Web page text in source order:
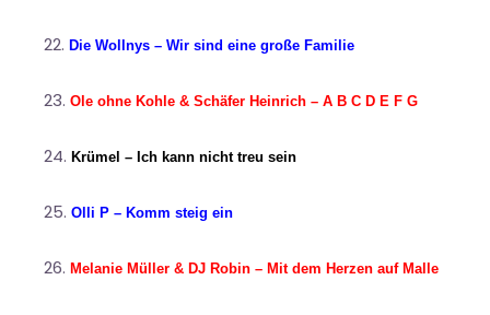
Die Wollnys – Wir sind eine große Familie
Ole ohne Kohle & Schäfer Heinrich – A B C D E F G
Krümel – Ich kann nicht treu sein
Olli P – Komm steig ein
Melanie Müller & DJ Robin – Mit dem Herzen auf Malle